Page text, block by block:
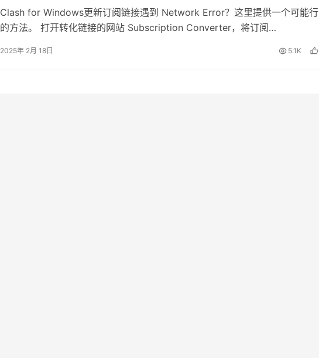
Clash for Windows更新订阅链接遇到 Network Error？这里提供一个可能行
的方法。 打开转化链接的网站 Subscription Converter，将订阅…
2025年 2月 18日 5.1K